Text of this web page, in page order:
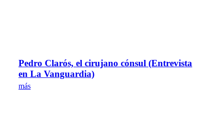
Pedro Clarós, el cirujano cónsul (Entrevista
en La Vanguardia)
más